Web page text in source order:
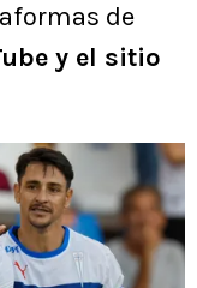
de
y el sitio